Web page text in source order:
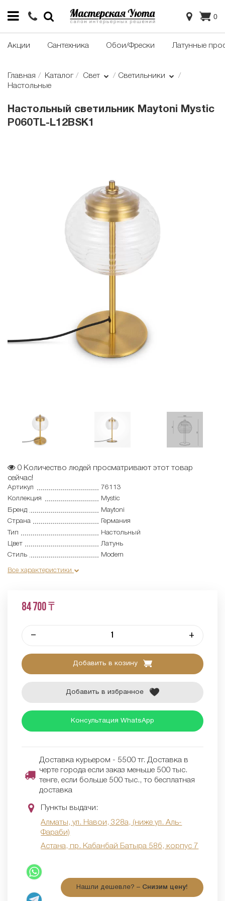
0
Акции Сантехника Обои/Фрески Латунные
Главная Каталог Свет
Светильники
Настольные
Настольный светильник Maytoni Mystic
P060TL-L12BSK1
0 Количество людей просматривают этот товар
сейчас!
Артикул
76113
Коллекция
Mystic
Бренд
Maytoni
Страна
Германия
Тип
Настольный
Цвет
Латунь
Стиль
Modern
Все характеристики
84 700 ₸
– +
Добавить в козину
Добавить в избранное
Консультация WhatsApp
Доставка курьером - 5500 тг. Доставка в
черте города если заказ меньше 500 тыс.
тенге, если больше 500 тыс., то бесплатная
доставка
Пункты выдачи:
Алматы, ул. Навои, 328а, (ниже ул. Аль-
Фараби)
Астана, пр. Кабанбай Батыра 58б, корпус 7
Нашли дешевле? – Снизим цену!